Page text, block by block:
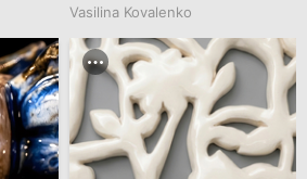
Vasilina Kovalenko